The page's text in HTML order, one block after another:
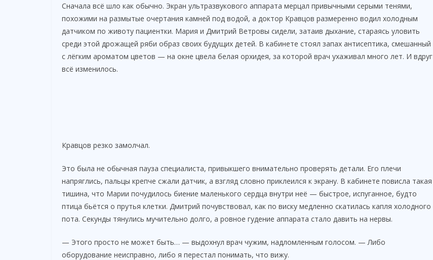
Сначала всё шло как обычно. Экран ультразвукового аппарата мерцал привычными серыми тенями,
похожими на размытые очертания камней под водой, а доктор Кравцов размеренно водил холодным
датчиком по животу пациентки. Мария и Дмитрий Ветровы сидели, затаив дыхание, стараясь уловить
среди этой дрожащей ряби образ своих будущих детей. В кабинете стоял запах антисептика, смешанный
с лёгким ароматом цветов — на окне цвела белая орхидея, за которой врач ухаживал много лет. И вдруг
всё изменилось.
Кравцов резко замолчал.
Это была не обычная пауза специалиста, привыкшего внимательно проверять детали. Его плечи
напряглись, пальцы крепче сжали датчик, а взгляд словно приклеился к экрану. В кабинете повисла такая
тишина, что Марии почудилось биение маленького сердца внутри неё — быстрое, испуганное, будто
птица бьётся о прутья клетки. Дмитрий почувствовал, как по виску медленно скатилась капля холодного
пота. Секунды тянулись мучительно долго, а ровное гудение аппарата стало давить на нервы.
— Этого просто не может быть… — выдохнул врач чужим, надломленным голосом. — Либо
оборудование неисправно, либо я перестал понимать, что вижу.